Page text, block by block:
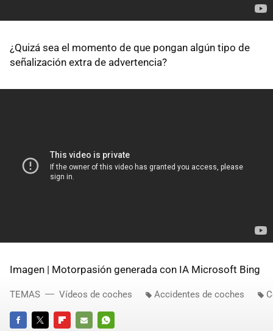
¿Quizá sea el momento de que pongan algún tipo de
señalización extra de advertencia?
Imagen | Motorpasión generada con IA Microsoft Bing
TEMAS Vídeos de coches Accidentes de coches